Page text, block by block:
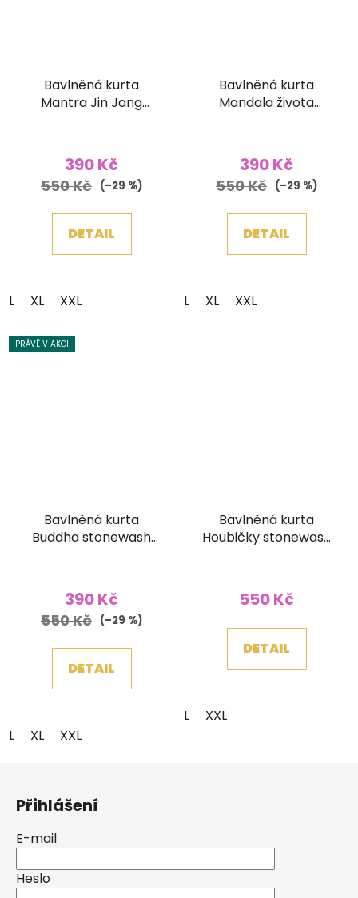
Bavlněná kurta
Mantra Jin Jang
390 Kč
550 Kč (–29 %)
DETAIL
L XL XXL
Bavlněná kurta
Mandala života
390 Kč
550 Kč (–29 %)
DETAIL
L XL XXL
PRÁVĚ V AKCI
Bavlněná kurta
Buddha stonewash
390 Kč
550 Kč (–29 %)
DETAIL
L XL XXL
Bavlněná kurta
Houbičky stonewash
550 Kč
DETAIL
L XXL
Přihlášení
E-mail
Heslo